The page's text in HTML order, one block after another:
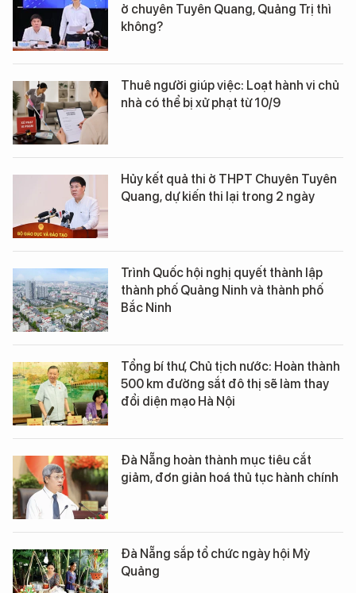
ở chuyên Tuyên Quang, Quảng Trị thì
không?
Thuê người giúp việc: Loạt hành vi chủ
nhà có thể bị xử phạt từ 10/9
Hủy kết quả thi ở THPT Chuyên Tuyên
Quang, dự kiến thi lại trong 2 ngày
Trình Quốc hội nghị quyết thành lập
thành phố Quảng Ninh và thành phố
Bắc Ninh
Tổng bí thư, Chủ tịch nước: Hoàn thành
500 km đường sắt đô thị sẽ làm thay
đổi diện mạo Hà Nội
Đà Nẵng hoàn thành mục tiêu cắt
giảm, đơn giản hoá thủ tục hành chính
Đà Nẵng sắp tổ chức ngày hội Mỳ
Quảng